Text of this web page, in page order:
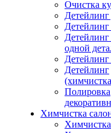
Очистка
Детейлинг
одной
Детейлинг
Полировка
Химчистка